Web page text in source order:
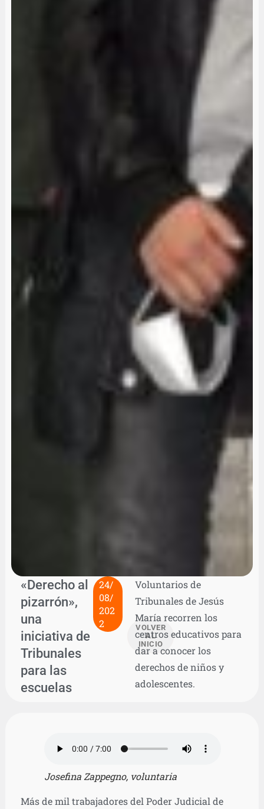
«Derecho al
pizarrón»,
una
iniciativa de
Tribunales
para las
escuelas
24/
08/
202
2
VOLVER
AL
INICIO
Voluntarios de
Tribunales de Jesús
María recorren los
centros educativos para
dar a conocer los
derechos de niños y
adolescentes.
Josefina Zappegno, voluntaria
Más de mil trabajadores del Poder Judicial de